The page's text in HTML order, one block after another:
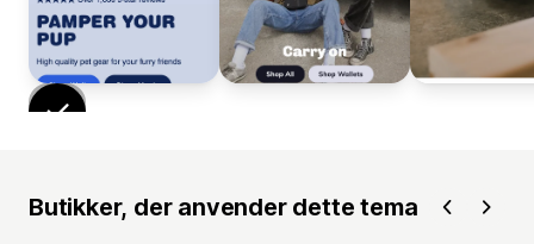
Butikker, der anvender dette tema